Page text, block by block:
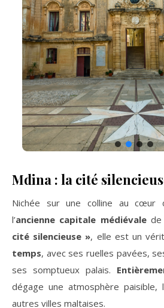
Mdina : la cité
Nichée sur une colline au cœur
l’ancienne capitale médiévale de
cité silencieuse », elle est un
temps, avec ses ruelles pavées,
ses somptueux palais.
dégage une atmosphère paisible,
autres villes maltaises.